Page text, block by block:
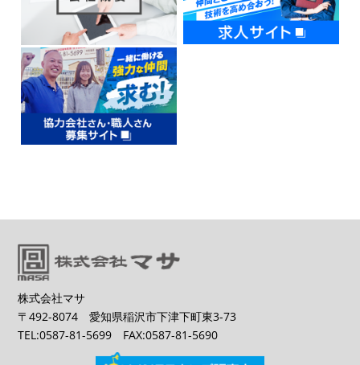
株式会社マサ
〒492-8074 愛知県稲沢市下津下町東3-73
TEL:0587-81-5699 FAX:0587-81-5690